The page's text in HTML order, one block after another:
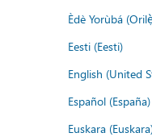
Èdè Yorùbá
Eesti (Eesti)
English (United
Español (España)
Euskara